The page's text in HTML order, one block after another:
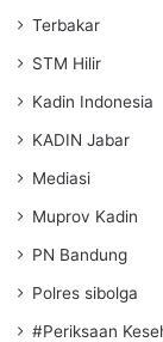
Terbakar
STM Hilir
Kadin Indonesia
KADIN Jabar
Mediasi
Muprov Kadin
PN Bandung
Polres sibolga
#Periksaan